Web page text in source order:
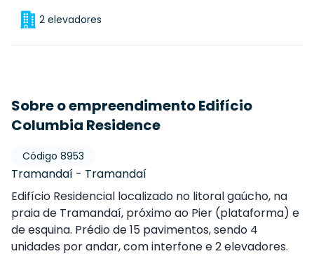
2 elevadores
Sobre o empreendimento Edifício
Columbia Residence
Código 8953
Tramandaí - Tramandaí
Edifício Residencial localizado no litoral gaúcho, na
praia de Tramandaí, próximo ao Pier (plataforma) e
de esquina. Prédio de 15 pavimentos, sendo 4
unidades por andar, com interfone e 2 elevadores.